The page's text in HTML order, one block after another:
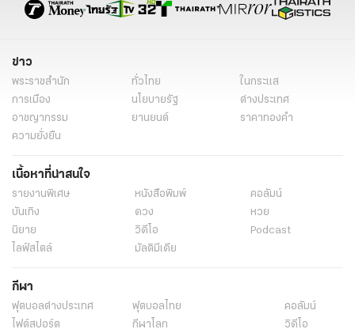
ข่าว
พระราชสำนัก ทั่วไทย
ในกระแส
การเมือง
นโยบายรัฐ
ต่างประเทศ
อาชญากรรม
ยานยนต์
ราคาทองคำ
ความยั่งยืน
เนื้อหาที่น่าสนใจ
รายงานพิเศษ หนังสือพิมพ์
คอลัมน์
บันเทิง
ดวง
หวย
นิยาย
วิดีโอ
Podcast
ไลฟ์สไตล์
มัลติมีเดีย
กีฬา
ฟุตบอลต่่างประเทศ ฟุตบอลไทย
คอลัมน์
ไฟต์สปอร์ต
กีฬาโลก
วิดีโอ